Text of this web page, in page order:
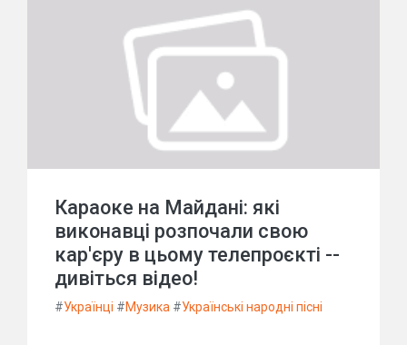
Караоке на Майдані: які
виконавці розпочали свою
кар'єру в цьому телепроєкті --
дивіться відео!
#Українці #Музика #Українські народні пісні